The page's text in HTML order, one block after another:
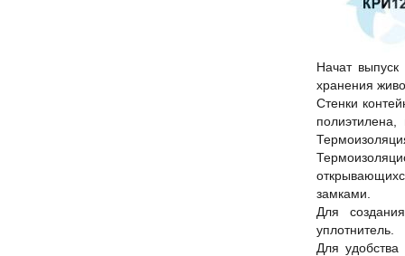
Начат
хранения
Стенки
замками.
Для
уплотнитель.
Для удобства